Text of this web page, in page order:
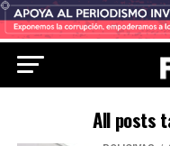
All posts